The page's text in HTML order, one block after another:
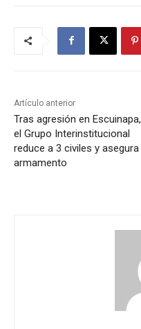
Artículo anterior
Tras agresión en Escuinapa,
el Grupo Interinstitucional
reduce a 3 civiles y asegura
armamento